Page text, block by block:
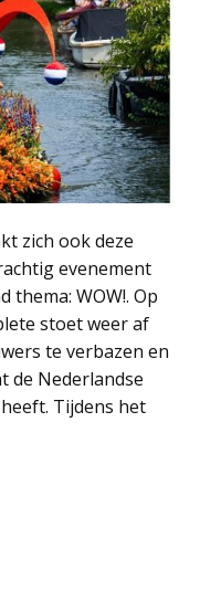
zich ook deze
evenement
thema: WOW!. Op
stoet weer af
te verbazen en
de Nederlandse
Tijdens het